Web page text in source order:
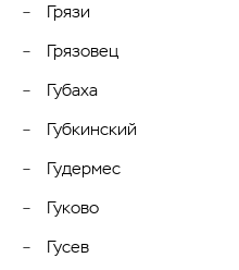
Грязи
Грязовец
Губаха
Губкинский
Гудермес
Гуково
Гусев